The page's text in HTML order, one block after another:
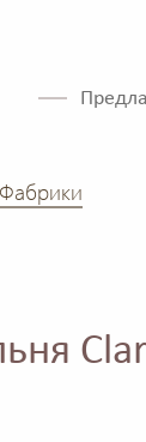
Фабрики